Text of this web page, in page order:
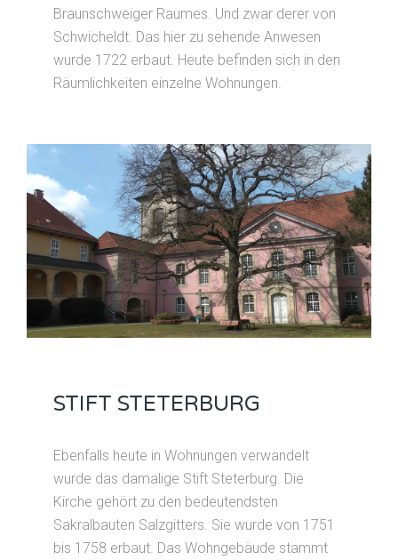
Braunschweiger Raumes. Und zwar derer von
Schwicheldt. Das hier zu sehende Anwesen
wurde 1722 erbaut. Heute befinden sich in den
Räumlichkeiten einzelne Wohnungen.
STIFT STETERBURG
Ebenfalls heute in Wohnungen verwandelt
wurde das damalige Stift Steterburg. Die
Kirche gehört zu den bedeutendsten
Sakralbauten Salzgitters. Sie wurde von 1751
bis 1758 erbaut. Das Wohngebäude stammt